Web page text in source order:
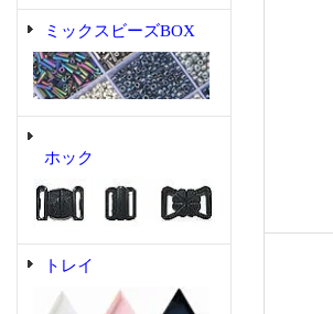
ミックスビーズBOX
ホック
トレイ